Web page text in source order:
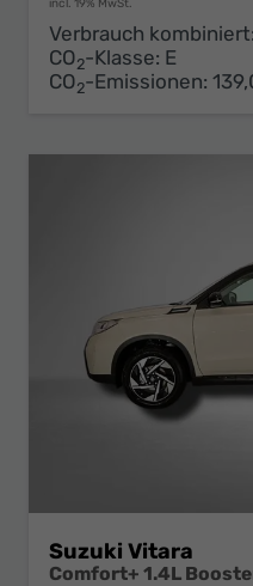
incl. 19% MwSt.
Verbrauch kombiniert:
CO2-Klasse: E
CO2-Emissionen:
Suzuki Vitara
Comfort+ 1.4L